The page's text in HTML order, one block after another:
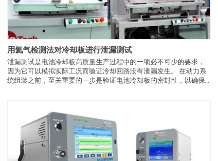
用氦气检测法对冷却板进行泄漏测试
泄漏测试是电池冷却板高质量生产过程中的一项必不可少的要求，
因为它可以模拟实际工况而验证冷却回路没有泄漏发生。 在动力系
统组装之前，至关重要的一步是验证电池冷却板的密封性，以确保